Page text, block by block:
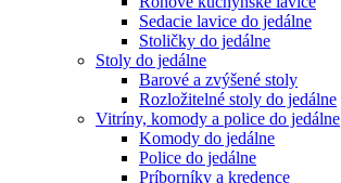
Sedacie lavice do jedálne
Stoličky do jedálne
Stoly do jedálne
Barové a zvýšené stoly
Rozložitelné stoly do jedálne
Vitríny, komody a police do jedálne
Komody do jedálne
Police do jedálne
Príborníky a kredence